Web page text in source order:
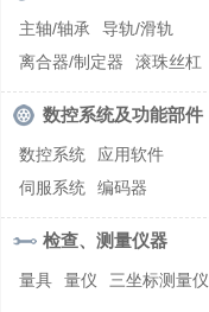
激光快速成型
组合机床
螺纹加工机床
主轴/轴承
导轨/滑轨
离合器/制定器
滚珠丝杠
齿轮/减速器
数控系统及功能部件
数控系统
应用软件
伺服系统
编码器
检查、测量仪器
量具 量仪 三坐标测量仪